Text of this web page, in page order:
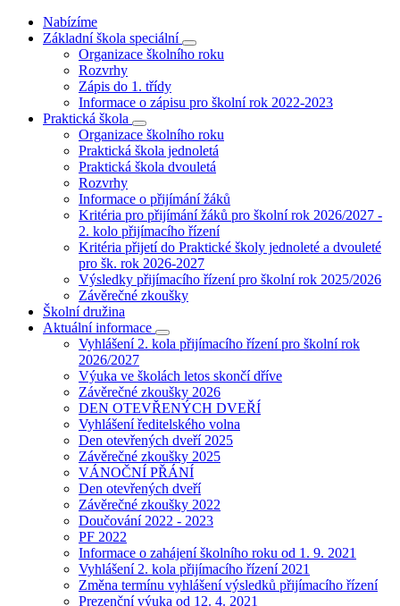
Nabízíme
Základní škola speciální
Organizace školního roku
Rozvrhy
Zápis do 1. třídy
Informace o zápisu pro školní rok 2022-2023
Praktická škola
Organizace školního roku
Praktická škola jednoletá
Praktická škola dvouletá
Rozvrhy
Informace o přijímání žáků
Kritéria pro přijímání žáků pro školní rok 2026/2027 -
2. kolo přijímacího řízení
Kritéria přijetí do Praktické školy jednoleté a dvouleté
pro šk. rok 2026-2027
Výsledky přijímacího řízení pro školní rok 2025/2026
Závěrečné zkoušky
Školní družina
Aktuální informace
Vyhlášení 2. kola přijímacího řízení pro školní rok
2026/2027
Výuka ve školách letos skončí dříve
Závěrečné zkoušky 2026
DEN OTEVŘENÝCH DVEŘÍ
Vyhlášení ředitelského volna
Den otevřených dveří 2025
Závěrečné zkoušky 2025
VÁNOČNÍ PŘÁNÍ
Den otevřených dveří
Závěrečné zkoušky 2022
Doučování 2022 - 2023
PF 2022
Informace o zahájení školního roku od 1. 9. 2021
Vyhlášení 2. kola přijímacího řízení 2021
Změna termínu vyhlášení výsledků přijímacího řízení
Prezenční výuka od 12. 4. 2021